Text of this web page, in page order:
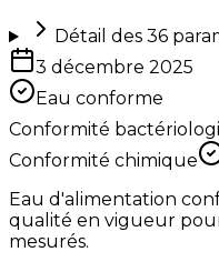
Détail des 36
3 décembre 2025
Eau conforme
Conformité
Conformité chimique
Eau d'alimentation
qualité en vigueur
mesurés.